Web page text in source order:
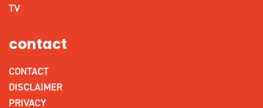
TV
contact
CONTACT
DISCLAIMER
PRIVACY